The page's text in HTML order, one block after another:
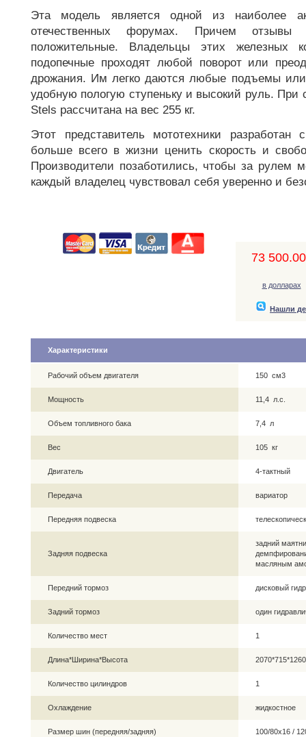
Эта модель является одной из наиболее
отечественных форумах. Причем отзывы
положительные. Владельцы этих железных
подопечные проходят любой поворот или
дрожания. Им легко даются любые подъемы
удобную пологую ступеньку и высокий руль. При
Stels рассчитана на вес 255 кг.
Этот представитель мототехники разработан
больше всего в жизни ценить скорость и
Производители позаботились, чтобы за рулем
каждый владелец чувствовал себя уверенно и
73
в долларах
Нашли
Характеристики
Рабочий объем двигателя 150 см3
Мощность 11,4 л.с.
Объем топливного бака 7,4 л
Вес 105 кг
Двигатель 4-тактный
Передача вариатор
Передняя подвеска
Задняя подвеска
задний
масляным
Передний тормоз дисковый
Задний тормоз один
Количество мест 1
Длина*Ширина*Высота
Количество цилиндров 1
Охлаждение жидкостное
Размер шин (передняя/задняя) 100/80х16 /